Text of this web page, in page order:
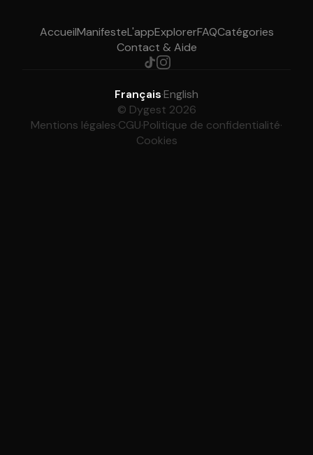
AccueilManifesteL'appExplorerFAQCatégories
Contact & Aide
Français·English
© Dygest 2026
Mentions légales·CGU·Politique de confidentialité·
Cookies